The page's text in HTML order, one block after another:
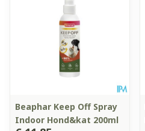
Beaphar Keep Off Spray
Indoor Hond&kat 200ml